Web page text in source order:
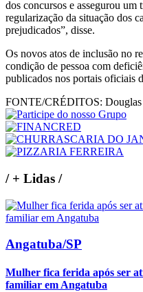
dos concursos e assegurou um
regularização da situação dos
prejudicados”, disse.
Os novos atos de inclusão no
condição de pessoa com
publicados nos portais oficiais
FONTE/CRÉDITOS:
/+ Lidas /
Angatuba/SP
Mulher fica ferida após ser
familiar em Angatuba